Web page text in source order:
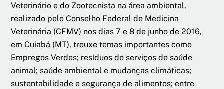
Veterinário e do Zootecnista na área ambiental,
realizado pelo Conselho Federal de Medicina
Veterinária (CFMV) nos dias 7 e 8 de junho de 2016,
em Cuiabá (MT), trouxe temas importantes como
Empregos Verdes; resíduos de serviços de saúde
animal; saúde ambiental e mudanças climáticas;
sustentabilidade e segurança de alimentos; entre